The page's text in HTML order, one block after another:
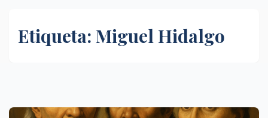
Etiqueta: Miguel Hidalgo